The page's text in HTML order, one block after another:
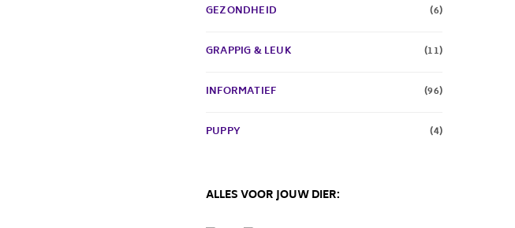
GEZONDHEID (6)
GRAPPIG & LEUK (11)
INFORMATIEF (96)
PUPPY (4)
ALLES VOOR JOUW DIER: